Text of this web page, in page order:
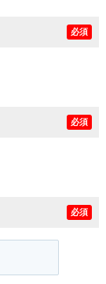
必須
必須
必須